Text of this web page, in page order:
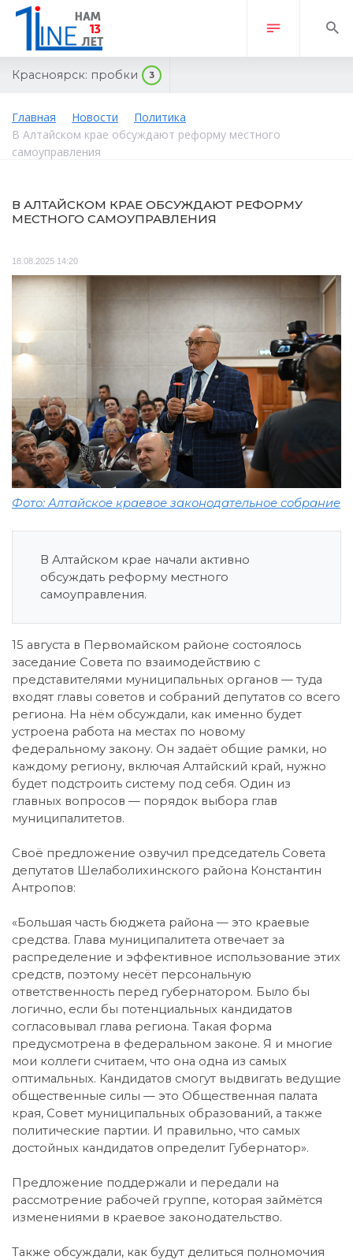
Красноярск: пробки 3
Главная Новости
Политика
В Алтайском крае обсуждают реформу местного
самоуправления
В АЛТАЙСКОМ КРАЕ ОБСУЖДАЮТ РЕФОРМУ
МЕСТНОГО САМОУПРАВЛЕНИЯ
18.08.2025 14:20
Фото: Алтайское краевое законодательное собрание
В Алтайском крае начали активно
обсуждать реформу местного
самоуправления.
15 августа в Первомайском районе состоялось
заседание Совета по взаимодействию с
представителями муниципальных органов — туда
входят главы советов и собраний депутатов со всего
региона. На нём обсуждали, как именно будет
устроена работа на местах по новому
федеральному закону. Он задаёт общие рамки, но
каждому региону, включая Алтайский край, нужно
будет подстроить систему под себя. Один из
главных вопросов — порядок выбора глав
муниципалитетов.
Своё предложение озвучил председатель Совета
депутатов Шелаболихинского района Константин
Антропов:
«Большая часть бюджета района — это краевые
средства. Глава муниципалитета отвечает за
распределение и эффективное использование этих
средств, поэтому несёт персональную
ответственность перед губернатором. Было бы
логично, если бы потенциальных кандидатов
согласовывал глава региона. Такая форма
предусмотрена в федеральном законе. Я и многие
мои коллеги считаем, что она одна из самых
оптимальных. Кандидатов смогут выдвигать ведущие
общественные силы — это Общественная палата
края, Совет муниципальных образований, а также
политические партии. И правильно, что самых
достойных кандидатов определит Губернатор».
Предложение поддержали и передали на
рассмотрение рабочей группе, которая займётся
изменениями в краевое законодательство.
Также обсуждали, как будут делиться полномочия